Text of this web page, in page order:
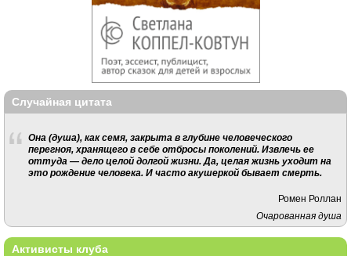
Случайная цитата
Она (душа), как семя, закрыта в глубине человеческого
перегноя, хранящего в себе отбросы поколений. Извлечь ее
оттуда — дело целой долгой жизни. Да, целая жизнь уходит на
это рождение человека. И часто акушеркой бывает смерть.
Ромен Роллан
Очарованная душа
Активисты клуба